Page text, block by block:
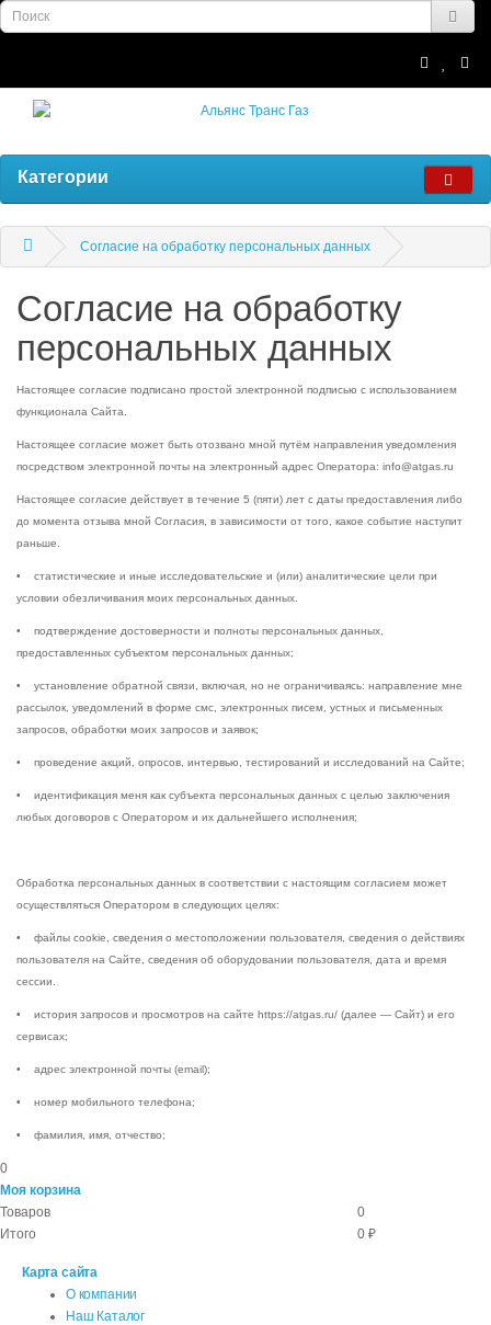
Категории
Согласие на обработку персональных данных
Согласие на обработку
персональных данных
Настоящее согласие подписано простой электронной подписью с использованием
функционала Сайта.
Настоящее согласие может быть отозвано мной путём направления уведомления
посредством электронной почты на электронный адрес Оператора: info@atgas.ru
Настоящее согласие действует в течение 5 (пяти) лет с даты предоставления либо
до момента отзыва мной Согласия, в зависимости от того, какое событие наступит
раньше.
• статистические и иные исследовательские и (или) аналитические цели при
условии обезличивания моих персональных данных.
• подтверждение достоверности и полноты персональных данных,
предоставленных субъектом персональных данных;
• установление обратной связи, включая, но не ограничиваясь: направление мне
рассылок, уведомлений в форме смс, электронных писем, устных и письменных
запросов, обработки моих запросов и заявок;
• проведение акций, опросов, интервью, тестирований и исследований на Сайте;
• идентификация меня как субъекта персональных данных с целью заключения
любых договоров с Оператором и их дальнейшего исполнения;
Обработка персональных данных в соответствии с настоящим согласием может
осуществляться Оператором в следующих целях:
• файлы cookie, сведения о местоположении пользователя, сведения о действиях
пользователя на Сайте, сведения об оборудовании пользователя, дата и время
сессии.
• история запросов и просмотров на сайте https://atgas.ru/ (далее — Сайт) и его
сервисах;
• адрес электронной почты (email);
• номер мобильного телефона;
• фамилия, имя, отчество;
0
Моя корзина
Товаров
0
Итого
0 ₽
Карта сайта
О компании
Наш Каталог